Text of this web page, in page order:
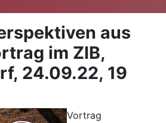
aus
im ZIB,
24.09.22, 19
Vortrag